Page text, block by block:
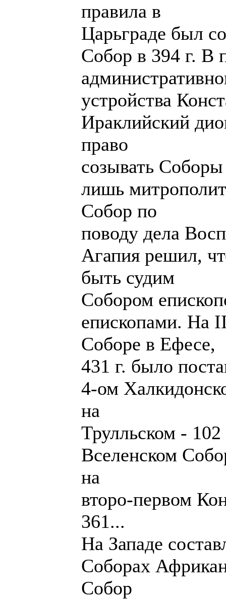
правила в
Царьграде был
Собор в 394 г. В
устройства
Ираклийский
право
созывать
лишь
Собор по
поводу дела
Агапия решил,
быть судим
Собором
епископами. На
Соборе в Ефесе,
431 г. было
4-ом
на
Трулльском -
Вселенском
на
второ-первом
361...
На Западе
Соборах
Собор